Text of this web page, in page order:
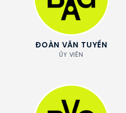
ĐOÀN VĂN TUYẾN
ỦY VIÊN